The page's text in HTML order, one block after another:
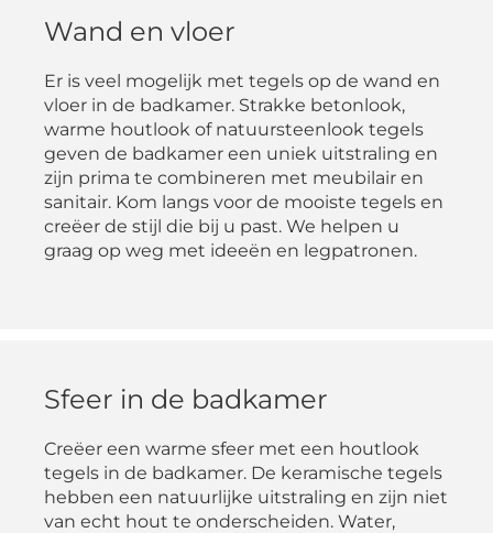
Wand en vloer
Er is veel mogelijk met tegels op de wand en
vloer in de badkamer. Strakke betonlook,
warme houtlook of natuursteenlook tegels
geven de badkamer een uniek uitstraling en
zijn prima te combineren met meubilair en
sanitair. Kom langs voor de mooiste tegels en
creëer de stijl die bij u past. We helpen u
graag op weg met ideeën en legpatronen.
Sfeer in de badkamer
Creëer een warme sfeer met een houtlook
tegels in de badkamer. De keramische tegels
hebben een natuurlijke uitstraling en zijn niet
van echt hout te onderscheiden. Water,